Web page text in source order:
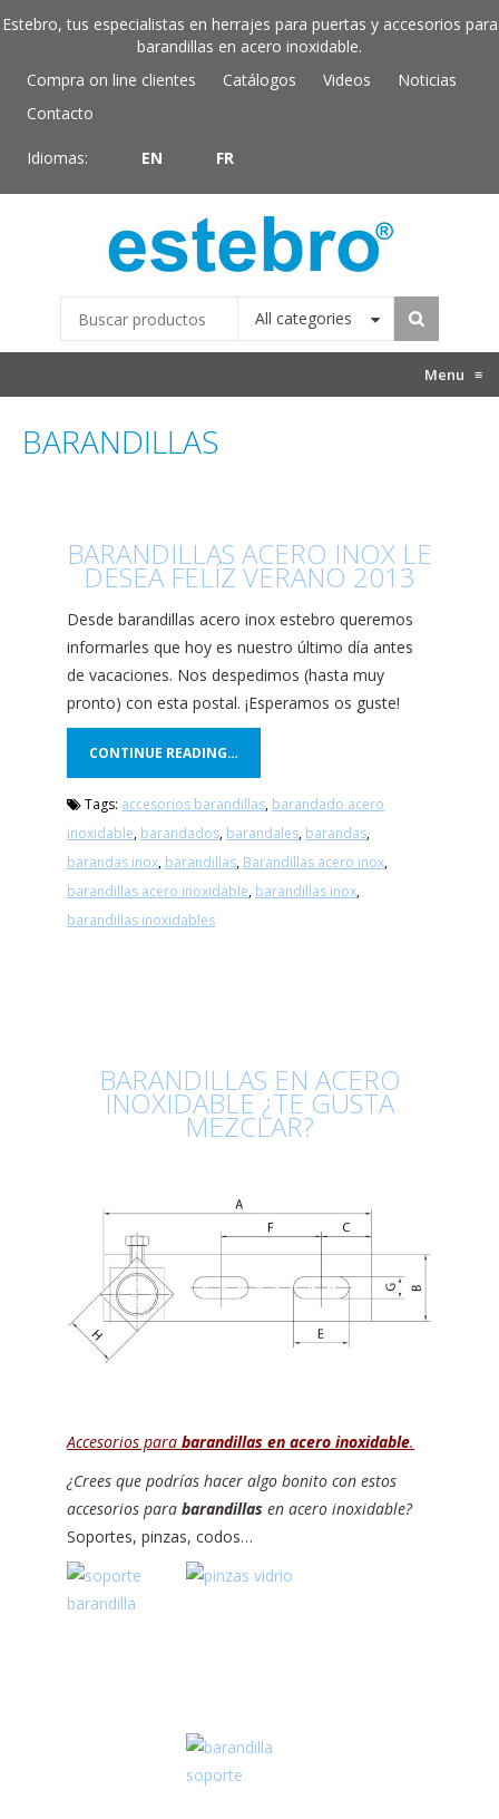
Estebro, tus especialistas en herrajes para puertas y accesorios para
barandillas en acero inoxidable.
Compra on line clientes
Catálogos Videos
Noticias
Contacto
Idiomas: EN FR
All categories
Menu ≡
BARANDILLAS
BARANDILLAS ACERO INOX LE
DESEA FELÍZ VERANO 2013
Desde barandillas acero inox estebro queremos
informarles que hoy es nuestro último día antes
de vacaciones. Nos despedimos (hasta muy
pronto) con esta postal. ¡Esperamos os guste!
CONTINUE READING…
Tags: accesorios barandillas, barandado acero
inoxidable, barandados, barandales, barandas,
barandas inox, barandillas, Barandillas acero inox,
barandillas acero inoxidable, barandillas inox,
barandillas inoxidables
BARANDILLAS EN ACERO
INOXIDABLE ¿TE GUSTA
MEZCLAR?
Accesorios para barandillas en acero inoxidable.
¿Crees que podrías hacer algo bonito con estos
accesorios para barandillas en acero inoxidable?
Soportes, pinzas, codos…